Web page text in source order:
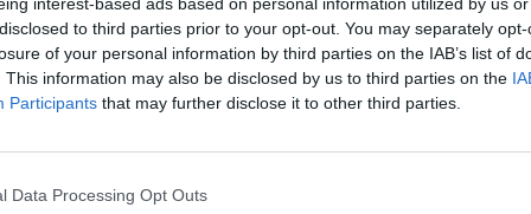
to third parties prior to your opt-out. You may separately
of your personal information by third parties on the IAB’s list of
This information may also be disclosed by us to third parties on the
Participants that may further disclose it to other third parties.
Data Processing Opt Outs
Tesla
A vártnál jobban bírják a
Eriqo - 2025-01-29